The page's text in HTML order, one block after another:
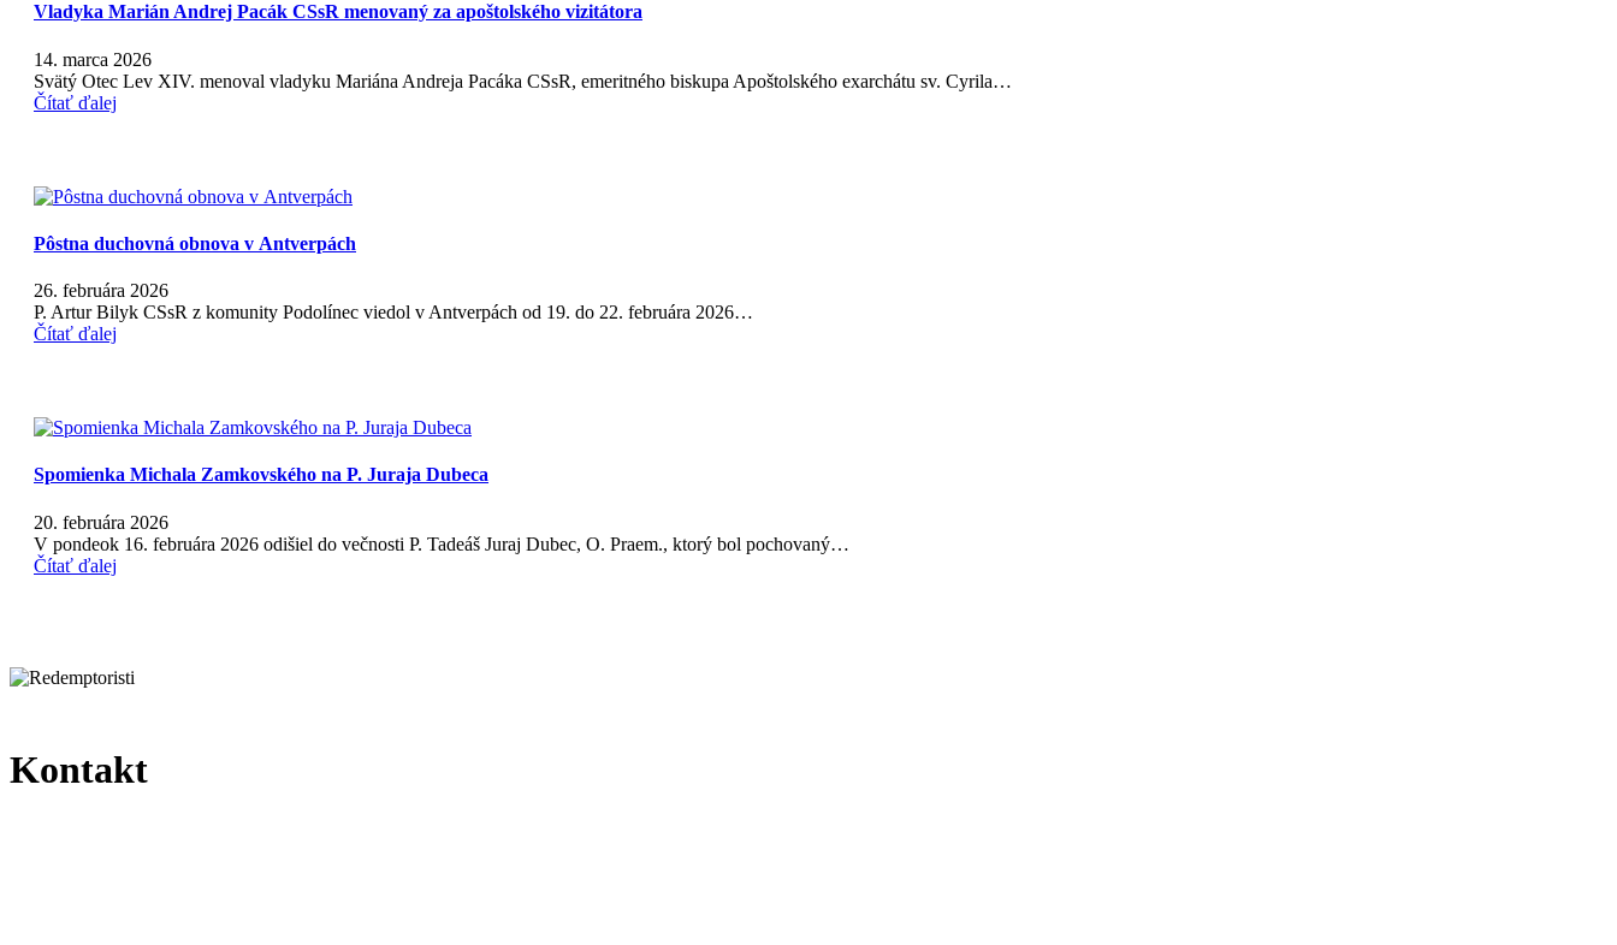
Vladyka Marián Andrej Pacák CSsR menovaný za apoštolského vizitátora
14. marca 2026
Svätý Otec Lev XIV. menoval vladyku Mariána Andreja Pacáka CSsR, emeritného biskupa Apoštolského exarchátu sv. Cyrila…
Čítať ďalej
Pôstna duchovná obnova v Antverpách
26. februára 2026
P. Artur Bilyk CSsR z komunity Podolínec viedol v Antverpách od 19. do 22. februára 2026…
Čítať ďalej
Spomienka Michala Zamkovského na P. Juraja Dubeca
20. februára 2026
V pondeok 16. februára 2026 odišiel do večnosti P. Tadeáš Juraj Dubec, O. Praem., ktorý bol pochovaný…
Čítať ďalej
Kontakt